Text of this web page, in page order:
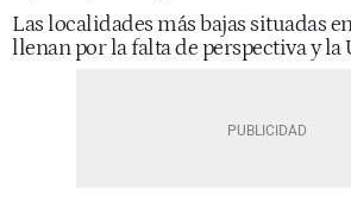
Las localidades más bajas situadas
llenan por la falta de perspectiva y la